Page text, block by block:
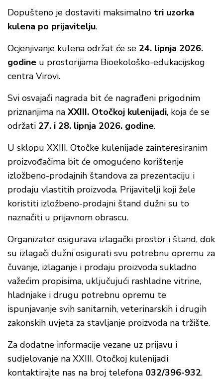
Dopušteno je dostaviti maksimalno tri uzorka
kulena po prijavitelju.
Ocjenjivanje kulena održat će se 24. lipnja 2026.
godine u prostorijama Bioekološko-edukacijskog
centra Virovi.
Svi osvajači nagrada bit će nagrađeni prigodnim
priznanjima na XXIII. Otočkoj kulenijadi, koja će se
održati 27. i 28. lipnja 2026. godine.
U sklopu XXIII. Otočke kulenijade zainteresiranim
proizvođačima bit će omogućeno korištenje
izložbeno-prodajnih štandova za prezentaciju i
prodaju vlastitih proizvoda. Prijavitelji koji žele
koristiti izložbeno-prodajni štand dužni su to
naznačiti u prijavnom obrascu.
Organizator osigurava izlagački prostor i štand, dok
su izlagači dužni osigurati svu potrebnu opremu za
čuvanje, izlaganje i prodaju proizvoda sukladno
važećim propisima, uključujući rashladne vitrine,
hladnjake i drugu potrebnu opremu te
ispunjavanje svih sanitarnih, veterinarskih i drugih
zakonskih uvjeta za stavljanje proizvoda na tržište.
Za dodatne informacije vezane uz prijavu i
sudjelovanje na XXIII. Otočkoj kulenijadi
kontaktirajte nas na broj telefona 032/396-932.